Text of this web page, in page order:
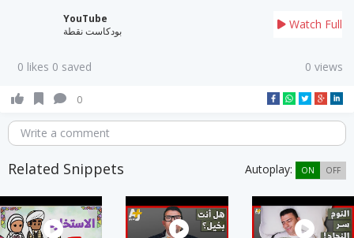
YouTube
بودكاست نقطة
Watch Full
0 likes 0 saved 0 views
0
Write a comment
Related Snippets Autoplay: ON OFF